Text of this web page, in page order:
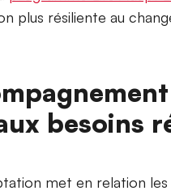
plus résiliente au
besoins
met en relation les